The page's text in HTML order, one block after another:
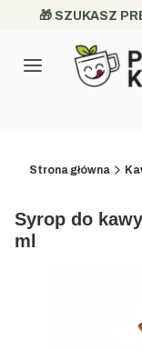
🎁 SZUKASZ
Kategorie
Strona główna
Syrop do
ml